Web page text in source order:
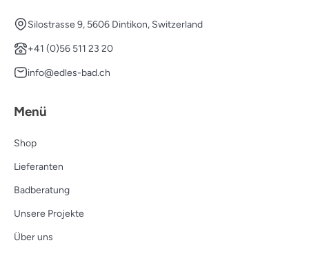
Silostrasse 9, 5606 Dintikon, Switzerland
+41 (0)56 511 23 20
info@edles-bad.ch
Menü
Shop
Lieferanten
Badberatung
Unsere Projekte
Über uns